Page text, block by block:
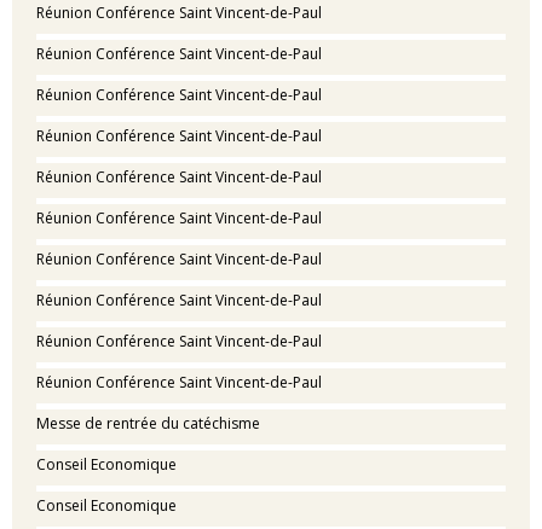
Réunion Conférence Saint Vincent-de-Paul
Réunion Conférence Saint Vincent-de-Paul
Réunion Conférence Saint Vincent-de-Paul
Réunion Conférence Saint Vincent-de-Paul
Réunion Conférence Saint Vincent-de-Paul
Réunion Conférence Saint Vincent-de-Paul
Réunion Conférence Saint Vincent-de-Paul
Réunion Conférence Saint Vincent-de-Paul
Réunion Conférence Saint Vincent-de-Paul
Réunion Conférence Saint Vincent-de-Paul
Messe de rentrée du catéchisme
Conseil Economique
Conseil Economique